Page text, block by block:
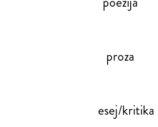
proza
esej/kritika